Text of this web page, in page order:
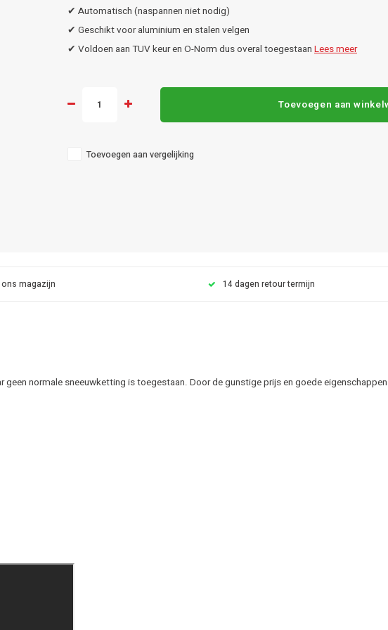
✔ Automatisch (naspannen niet nodig)
✔ Geschikt voor aluminium en stalen velgen
✔ Voldoen aan TUV keur en O-Norm dus overal toegestaan Lees meer
Toevoegen aan
Toevoegen aan vergelijking
magazijn 14 dagen retour termijn
geen normale sneeuwketting is toegestaan. Door de gunstige prijs en goede